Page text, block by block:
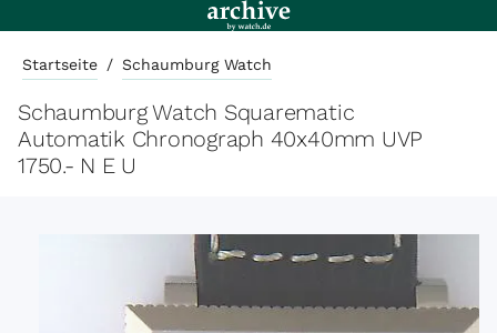
Startseite / Schaumburg Watch
Schaumburg Watch Squarematic
Automatik Chronograph 40x40mm UVP
1750.- N E U